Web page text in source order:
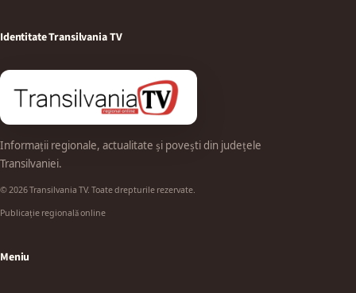
Identitate Transilvania TV
Informații regionale, actualitate și povești din județele
Transilvaniei.
© 2026 Transilvania TV. Toate drepturile rezervate.
Publicație regională online
Meniu